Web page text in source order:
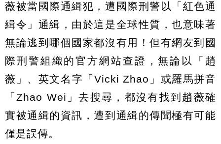
薇被當國際通緝犯，遭國際刑警以「紅色通
緝令」通緝，由於這是全球性質，也意味著
無論逃到哪個國家都沒有用！但有網友到國
際刑警組織的官方網站查證，無論以「趙
薇」、英文名字「Vicki Zhao」或羅馬拼音
「Zhao Wei」去搜尋，都沒有找到趙薇確
實被通緝的資訊，遭到通緝的傳聞極有可能
僅是誤傳。